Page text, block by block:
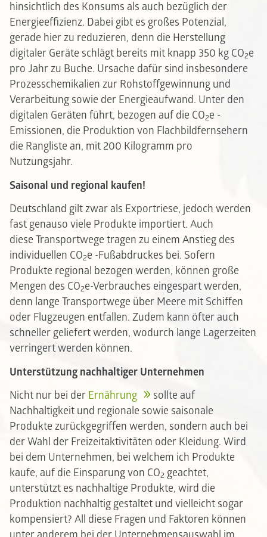
hinsichtlich des Konsums als auch bezüglich der
Energieeffizienz. Dabei gibt es großes Potenzial,
gerade hier zu reduzieren, denn die Herstellung
digitaler Geräte schlägt bereits mit knapp 350 kg CO2e
pro Jahr zu Buche. Ursache dafür sind insbesondere
Prozesschemikalien zur Rohstoffgewinnung und
Verarbeitung sowie der Energieaufwand. Unter den
digitalen Geräten führt, bezogen auf die CO2e -
Emissionen, die Produktion von Flachbildfernsehern
die Rangliste an, mit 200 Kilogramm pro
Nutzungsjahr.
Saisonal und regional kaufen!
Deutschland gilt zwar als Exportriese, jedoch werden
fast genauso viele Produkte importiert. Auch
diese Transportwege tragen zu einem Anstieg des
individuellen CO2e -Fußabdruckes bei. Sofern
Produkte regional bezogen werden, können große
Mengen des CO2e-Verbrauches eingespart werden,
denn lange Transportwege über Meere mit Schiffen
oder Flugzeugen entfallen. Zudem kann öfter auch
schneller geliefert werden, wodurch lange Lagerzeiten
verringert werden können.
Unterstützung nachhaltiger Unternehmen
Nicht nur bei der Ernährung
sollte auf
Nachhaltigkeit und regionale sowie saisonale
Produkte zurückgegriffen werden, sondern auch bei
der Wahl der Freizeitaktivitäten oder Kleidung. Wird
bei dem Unternehmen, bei welchem ich Produkte
kaufe, auf die Einsparung von CO2 geachtet,
unterstützt es nachhaltige Produkte, wird die
Produktion nachhaltig gestaltet und vielleicht sogar
kompensiert? All diese Fragen und Faktoren können